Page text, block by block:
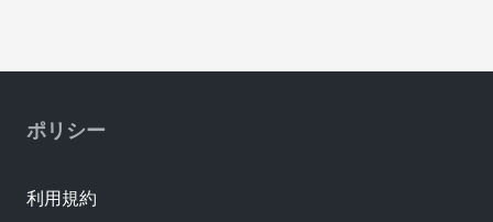
ポリシー
利用規約